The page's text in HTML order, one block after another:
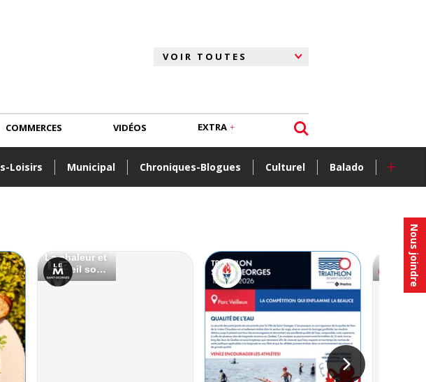
Nous joindre
Loisirs Municipal Chroniques-Blogues Culturel Balado +
COMMERCES VIDÉOS EXTRA